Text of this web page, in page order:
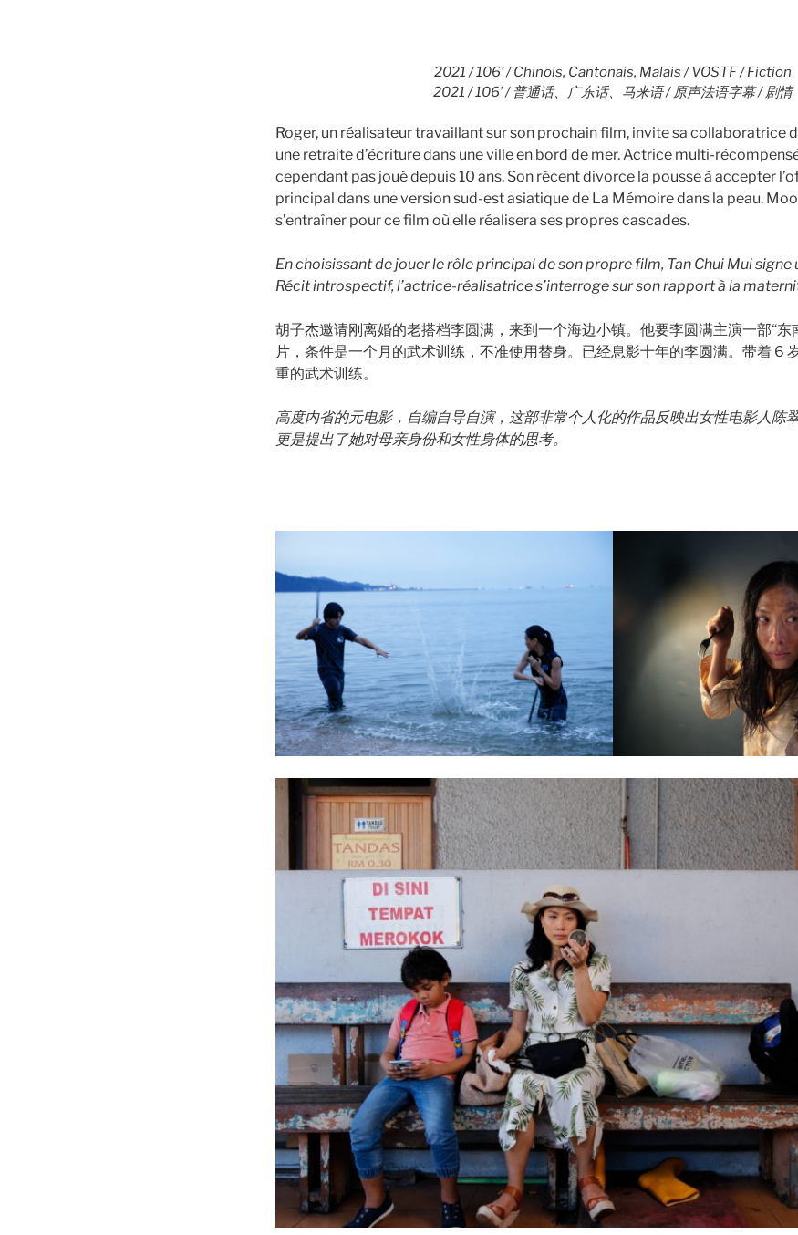
2021 / 106’ / Chinois, Cantonais, Malais / VOSTF / Fiction
2021 / 106’ / 普通话、广东话、马来语 / 原声法语字幕 / 剧情
Roger, un réalisateur travaillant sur son prochain film, invite sa collaboratrice
une retraite d’écriture dans une ville en bord de mer. Actrice multi-
cependant pas joué depuis 10 ans. Son récent divorce la pousse à accepter
principal dans une version sud-est asiatique de La Mémoire dans la peau.
s’entraîner pour ce film où elle réalisera ses propres cascades.
En choisissant de jouer le rôle principal de son propre film, Tan Chui Mui signe
Récit introspectif, l’actrice-réalisatrice s’interroge sur son rapport à la
胡子杰邀请刚离婚的老搭档李圆满，来到一个海边小镇。他要李圆满主演一部“东
片，条件是一个月的武术训练，不准使用替身。已经息影十年的李圆满。带着 6
重的武术训练。
高度内省的元电影，自编自导自演，这部非常个人化的作品反映出女性电影人陈
更是提出了她对母亲身份和女性身体的思考。